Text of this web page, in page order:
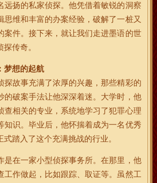
远扬的私家侦探。他凭借着敏锐的洞察
思维和丰富的办案经验，破解了一桩又
案件。接下来，就让我们走进墨语的世
传奇。
梦想的起航
探故事充满了浓厚的兴趣，那些精彩的
的破案手法让他深深着迷。大学时，他
查相关的专业，系统地学习了犯罪心理
知识。毕业后，他怀揣着成为一名优秀
式踏入了这个充满挑战的行业。
是在一家小型侦探事务所。在那里，他
工作做起，比如跟踪、取证等。虽然工